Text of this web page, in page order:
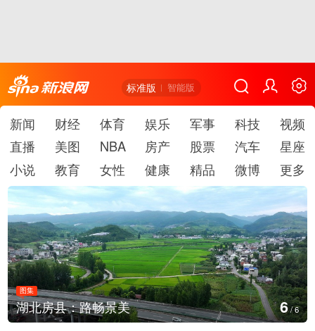
标准版 智能版
新闻 财经 体育 娱乐 军事 科技
视频
直播
美图 NBA 房产 股票 汽车
星座
小说
教育 女性 健康 精品 微博 更多
图集
湖北房县：路畅景美 6/6